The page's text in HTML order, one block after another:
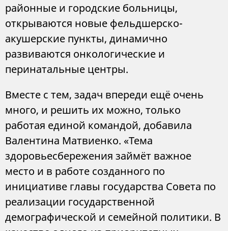
районные и городские больницы,
открываются новые фельдшерско-
акушерские пункты, динамично
развиваются онкологические и
перинатальные центры.
Вместе с тем, задач впереди ещё очень
много, и решить их можно, только
работая единой командой, добавила
Валентина Матвиенко. «Тема
здоровьесбережения займёт важное
место и в работе созданного по
инициативе главы государства Совета по
реализации государственной
демографической и семейной политики. В